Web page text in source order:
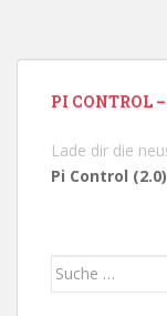
PI CONTROL
Lade dir die
Pi Control (2.0)
Suche